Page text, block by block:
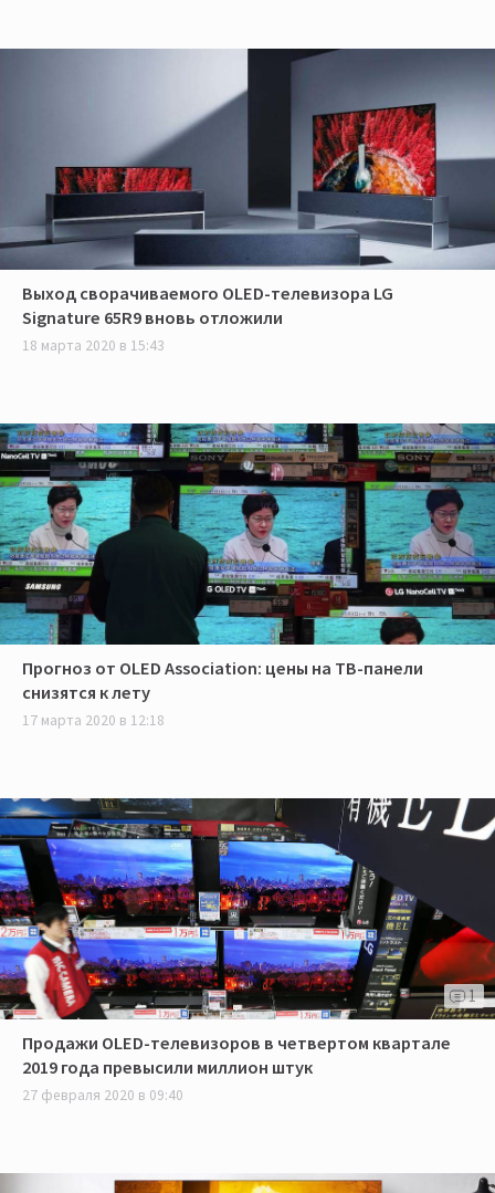
Выход сворачиваемого OLED-телевизора LG
Signature 65R9 вновь отложили
18 марта 2020 в 15:43
Прогноз от OLED Association: цены на ТВ-панели
снизятся к лету
17 марта 2020 в 12:18
1
Продажи OLED-телевизоров в четвертом квартале
2019 года превысили миллион штук
27 февраля 2020 в 09:40